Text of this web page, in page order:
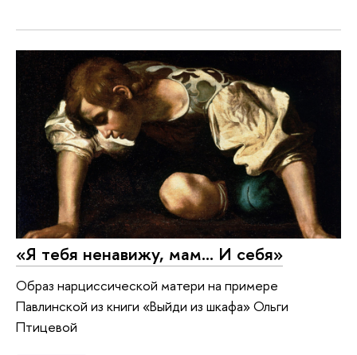
«Я тебя ненавижу, мам… И себя»
Образ нарциссической матери на примере
Павлинской из книги «Выйди из шкафа» Ольги
Птицевой